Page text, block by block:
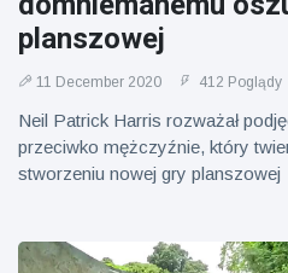
samochodu
planszowej
11 December 2020 412 Poglądy
Neil Patrick Harris rozważał
przeciwko mężczyźnie, który
stworzeniu nowej gry planszowej